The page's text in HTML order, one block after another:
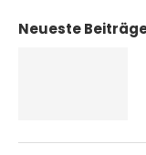
Neueste